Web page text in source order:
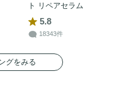
ト リペアセラム
5.8
18343件
グをみる